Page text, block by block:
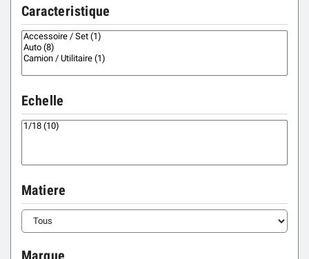
Caracteristique
Echelle
Matiere
Marque